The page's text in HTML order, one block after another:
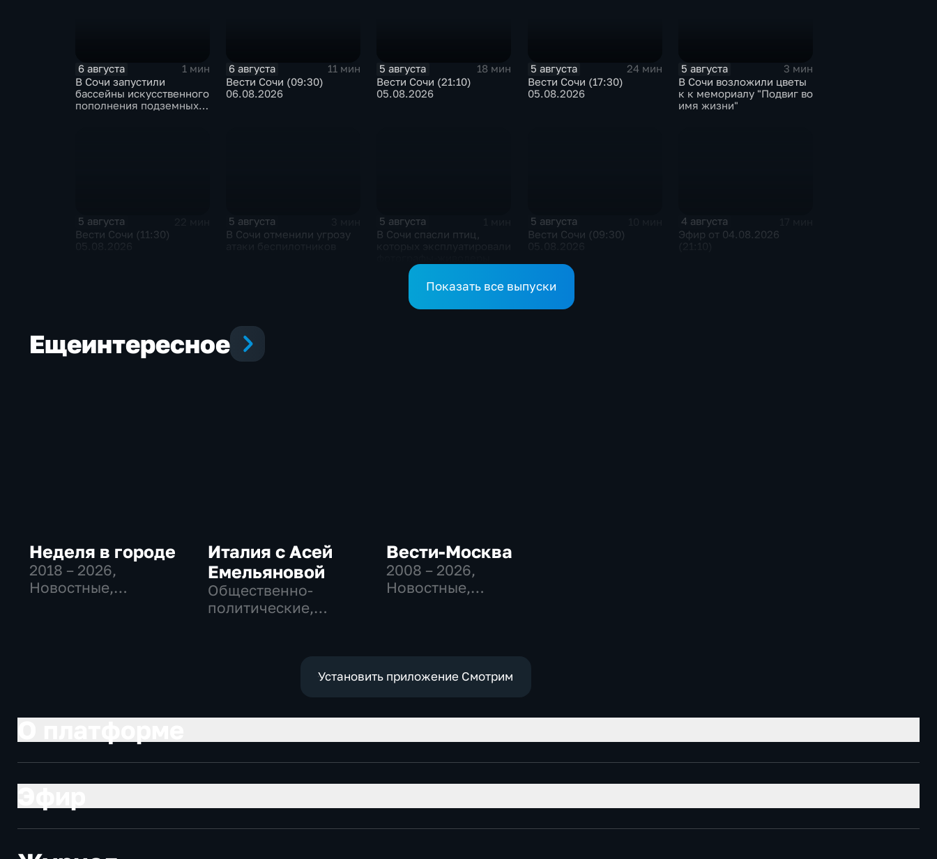
6 августа
1 мин
В Сочи запустили
бассейны искусственного
пополнения подземных
6 августа
11 мин
Вести Сочи (09:30)
06.08.2026
5 августа
18 мин
Вести Сочи (21:10)
05.08.2026
5 августа
24 мин
Вести Сочи (17:30)
05.08.2026
5 августа
3 мин
В Сочи возложили цветы
к к мемориалу "Подвиг во
имя жизни"
5 августа
Вести Сочи (11:30)
5 августа
В Сочи отменили угрозу
5 августа
В Сочи спасли птиц,
5 августа
Вести Сочи (09:30)
4 августа
Эфир от 04.08.2026
Показать все выпуски
Ещеинтересное
Неделя в городе
2018 – 2026,
Новостные,
Италия с Асей
Емельяновой
Общественно-
политические,
Вести-Москва
2008 – 2026,
Новостные,
Установить приложение Смотрим